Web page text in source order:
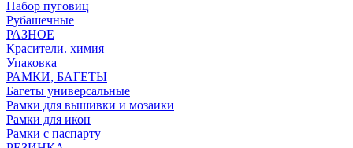
Набор пуговиц
Рубашечные
РАЗНОЕ
Красители. химия
Упаковка
РАМКИ, БАГЕТЫ
Багеты универсальные
Рамки для вышивки и мозаики
Рамки для икон
Рамки с паспарту